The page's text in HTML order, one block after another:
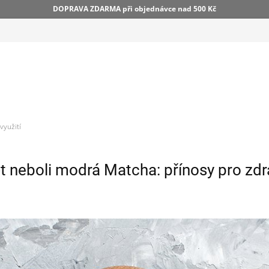
DOPRAVA ZDARMA při objednávce nad 500 Kč
neboli modrá Matcha: přínosy pro